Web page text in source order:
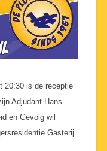
20:30 is de receptie
Adjudant Hans.
en Gevolg wil
Gasterij